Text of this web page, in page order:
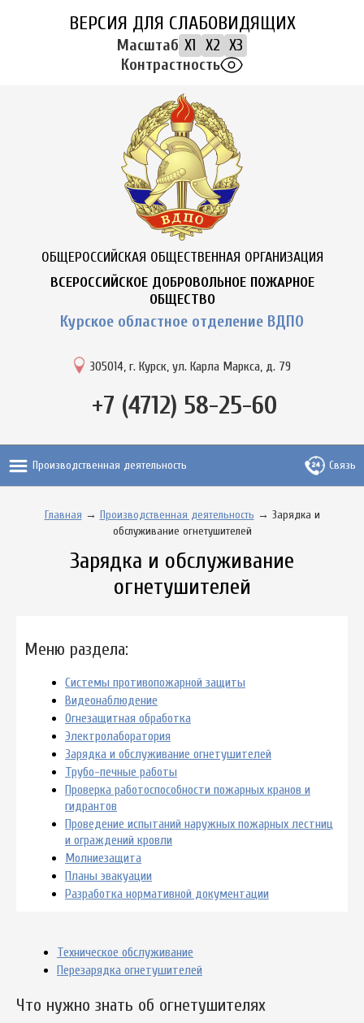
ВЕРСИЯ ДЛЯ СЛАБОВИДЯЩИХ
Масштаб X1 X2 X3
Контрастность
ОБЩЕРОССИЙСКАЯ ОБЩЕСТВЕННАЯ ОРГАНИЗАЦИЯ
ВСЕРОССИЙСКОЕ ДОБРОВОЛЬНОЕ ПОЖАРНОЕ
ОБЩЕСТВО
Курское областное отделение ВДПО
305014, г. Курск, ул. Карла Маркса, д. 79
+7 (4712) 58-25-60
Производственная деятельность Связь
Главная → Производственная деятельность → Зарядка и
обслуживание огнетушителей
Зарядка и обслуживание
огнетушителей
Меню раздела:
Системы противопожарной защиты
Видеонаблюдение
Огнезащитная обработка
Электролаборатория
Зарядка и обслуживание огнетушителей
Трубо-печные работы
Проверка работоспособности пожарных кранов и
гидрантов
Проведение испытаний наружных пожарных лестниц
и ограждений кровли
Молниезащита
Планы эвакуации
Разработка нормативной документации
Техническое обслуживание
Перезарядка огнетушителей
Что нужно знать об огнетушителях